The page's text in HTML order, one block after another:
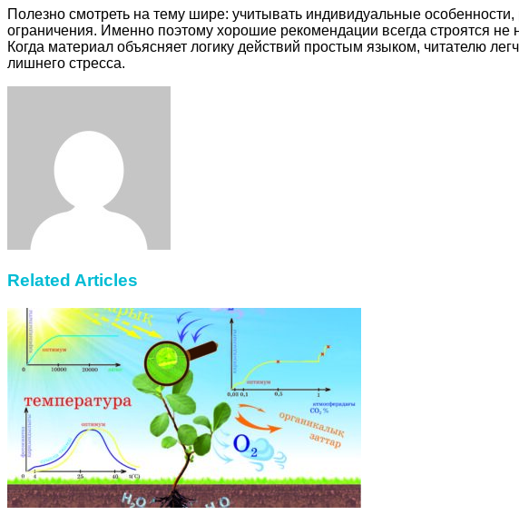
Полезно смотреть на тему шире: учитывать индивидуальные
ограничения. Именно поэтому хорошие рекомендации всегда строятся
Когда материал объясняет логику действий простым языком, читателю
лишнего стресса.
Related Articles